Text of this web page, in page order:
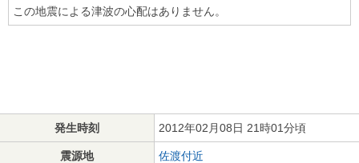
この地震による津波の心配はありません。
発生時刻 2012年02月08日 21時01分頃
震源地 佐渡付近